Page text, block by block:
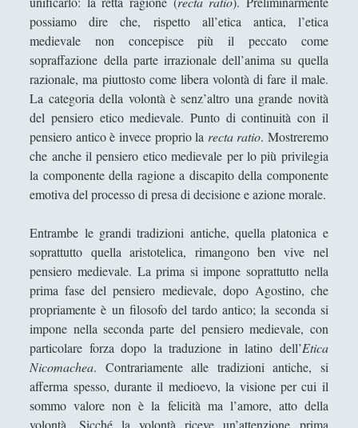
► Cinema e Serie(15)
► Collana di Scuola Filosofica(13)
► Didattica(7)
► Economia (9)
►
► Geopolitica (11)
► In edicola (1)
► Interviste(70)
► Itinerari(14)
► Musica(14)
► Scacchi
► Scoutismo(1)
► Segnalazioni(223)
possiamo dire che, rispetto all’etica antica, l’etica
medievale non concepisce più il peccato come
sopraffazione della parte irrazionale dell’anima su quella
razionale, ma piuttosto come libera volontà di fare il male.
La categoria della volontà è senz’altro una grande novità
del pensiero etico medievale. Punto di continuità con il
pensiero antico è invece proprio la recta ratio. Mostreremo
che anche il pensiero etico medievale per lo più privilegia
la componente della ragione a discapito della componente
emotiva del processo di presa di decisione e azione morale.
Entrambe le grandi tradizioni antiche, quella platonica e
soprattutto quella aristotelica, rimangono ben vive nel
pensiero medievale. La prima si impone soprattutto nella
prima fase del pensiero medievale, dopo Agostino, che
propriamente è un filosofo del tardo antico; la seconda si
impone nella seconda parte del pensiero medievale, con
particolare forza dopo la traduzione in latino dell’Etica
Nicomachea. Contrariamente alle tradizioni antiche, si
afferma spesso, durante il medioevo, la visione per cui il
sommo valore non è la felicità ma l’amore, atto della
volontà. Sicché la volontà riceve un’attenzione prima